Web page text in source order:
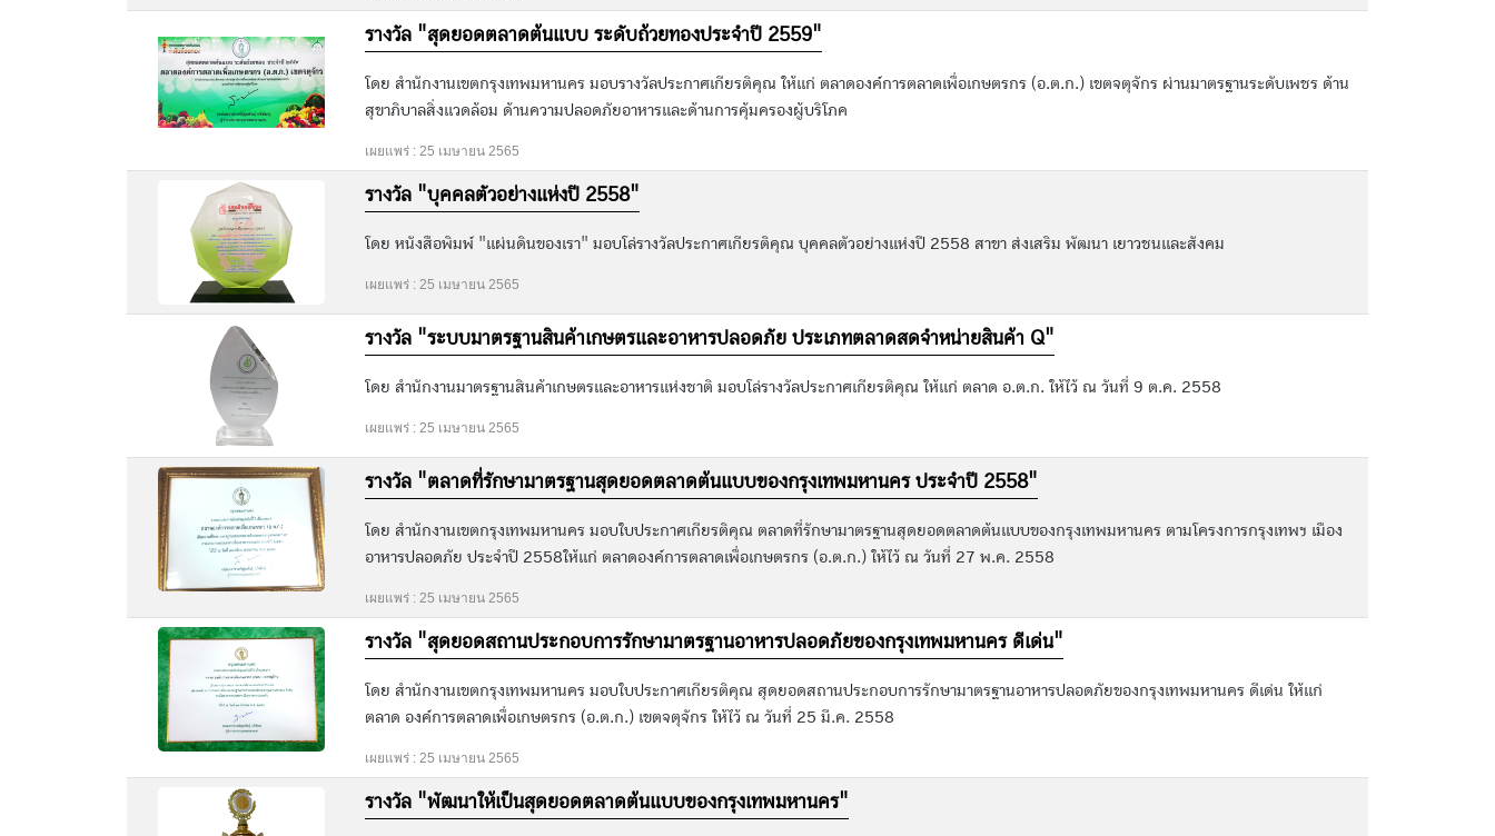
รางวัล "สุดยอดตลาดต้นแบบ ระดับถ้วยทองประจำปี 2559"
โดย สำนักงานเขตกรุงเทพมหานคร มอบรางวัลประกาศเกียรติคุณ ให้แก่ ตลาดองค์การตลาดเพื่อเกษตรกร (อ.ต.ก.) เขตจตุจักร ผ่านมาตรฐานระดับเพชร ด้าน
สุขาภิบาลสิ่งแวดล้อม ด้านความปลอดภัยอาหารและด้านการคุ้มครองผู้บริโภค
เผยแพร่ : 25 เมษายน 2565
รางวัล "บุคคลตัวอย่างแห่งปี 2558"
โดย หนังสือพิมพ์ "แผ่นดินของเรา" มอบโล่รางวัลประกาศเกียรติคุณ บุคคลตัวอย่างแห่งปี 2558 สาขา ส่งเสริม พัฒนา เยาวชนและสังคม
เผยแพร่ : 25 เมษายน 2565
รางวัล "ระบบมาตรฐานสินค้าเกษตรและอาหารปลอดภัย ประเภทตลาดสดจำหน่ายสินค้า Q"
โดย สำนักงานมาตรฐานสินค้าเกษตรและอาหารแห่งชาติ มอบโล่รางวัลประกาศเกียรติคุณ ให้แก่ ตลาด อ.ต.ก. ให้ไว้ ณ วันที่ 9 ต.ค. 2558
เผยแพร่ : 25 เมษายน 2565
รางวัล "ตลาดที่รักษามาตรฐานสุดยอดตลาดต้นแบบของกรุงเทพมหานคร ประจำปี 2558"
โดย สำนักงานเขตกรุงเทพมหานคร มอบใบประกาศเกียรติคุณ ตลาดที่รักษามาตรฐานสุดยอดตลาดต้นแบบของกรุงเทพมหานคร ตามโครงการกรุงเทพฯ เมือง
อาหารปลอดภัย ประจำปี 2558ให้แก่ ตลาดองค์การตลาดเพื่อเกษตรกร (อ.ต.ก.) ให้ไว้ ณ วันที่ 27 พ.ค. 2558
เผยแพร่ : 25 เมษายน 2565
รางวัล "สุดยอดสถานประกอบการรักษามาตรฐานอาหารปลอดภัยของกรุงเทพมหานคร ดีเด่น"
โดย สำนักงานเขตกรุงเทพมหานคร มอบใบประกาศเกียรติคุณ สุดยอดสถานประกอบการรักษามาตรฐานอาหารปลอดภัยของกรุงเทพมหานคร ดีเด่น ให้แก่
ตลาด องค์การตลาดเพื่อเกษตรกร (อ.ต.ก.) เขตจตุจักร ให้ไว้ ณ วันที่ 25 มี.ค. 2558
เผยแพร่ : 25 เมษายน 2565
รางวัล "พัฒนาให้เป็นสุดยอดตลาดต้นแบบของกรุงเทพมหานคร"